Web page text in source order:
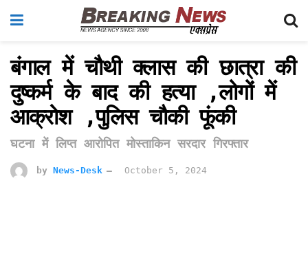
बंगाल में चौथी क्लास की छात्रा की
दुष्कर्म के बाद की हत्या ,लोगों में
आक्रोश ,पुलिस चौकी फूंकी
घटना में लिप्त आरोपित मोस्ताकिन सरदार गिरफ्तार
by News-Desk October 5, 2024